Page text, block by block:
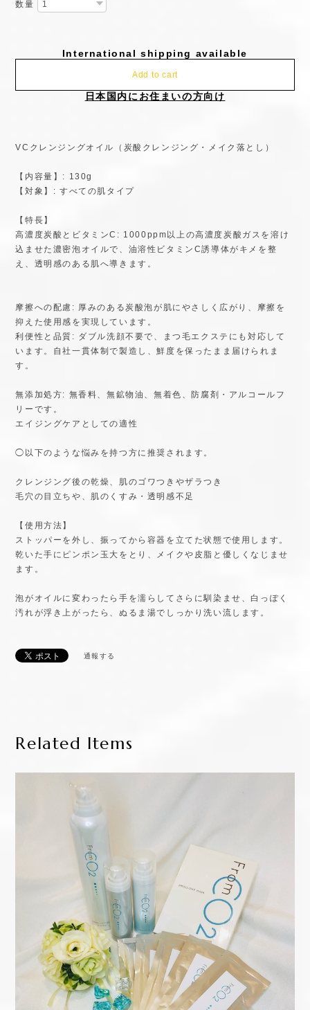
数量
International shipping available
Add to cart
日本国内にお住まいの方向け
VCクレンジングオイル（炭酸クレンジング・メイク落とし）
【内容量】: 130g
【対象】: すべての肌タイプ
【特長】
高濃度炭酸とビタミンC: 1000ppm以上の高濃度炭酸ガスを溶け
込ませた濃密泡オイルで、油溶性ビタミンC誘導体がキメを整
え、透明感のある肌へ導きます。
摩擦への配慮: 厚みのある炭酸泡が肌にやさしく広がり、摩擦を
抑えた使用感を実現しています。
利便性と品質: ダブル洗顔不要で、まつ毛エクステにも対応して
います。自社一貫体制で製造し、鮮度を保ったまま届けられま
す。
無添加処方: 無香料、無鉱物油、無着色、防腐剤・アルコールフ
リーです。
エイジングケアとしての適性
◯以下のような悩みを持つ方に推奨されます。
クレンジング後の乾燥、肌のゴワつきやザラつき
毛穴の目立ちや、肌のくすみ・透明感不足
【使用方法】
ストッパーを外し、振ってから容器を立てた状態で使用します。
乾いた手にピンポン玉大をとり、メイクや皮脂と優しくなじませ
ます。
泡がオイルに変わったら手を濡らしてさらに馴染ませ、白っぽく
汚れが浮き上がったら、ぬるま湯でしっかり洗い流します。
通報する
Related Items